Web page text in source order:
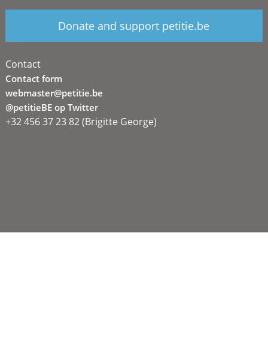
Donate and support petitie.be
Contact
Contact form
webmaster@petitie.be
@petitieBE op Twitter
+32 456 37 23 82 (Brigitte George)